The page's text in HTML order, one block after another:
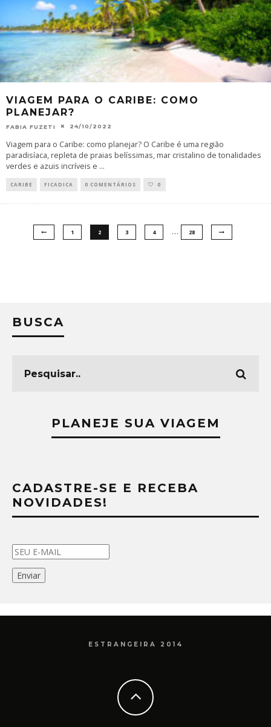
VIAGEM PARA O CARIBE: COMO
PLANEJAR?
FABIA FUZETI 24/10/2022
Viagem para o Caribe: como planejar? O Caribe é uma região
paradisíaca, repleta de praias belíssimas, mar cristalino de tonalidades
verdes e azuis incríveis e ...
CARIBE FICADICA 0 COMENTÁRIOS 0
1 2 3 4 … 28
BUSCA
PLANEJE SUA VIAGEM
CADASTRE-SE E RECEBA
NOVIDADES!
ESTRANGEIRA 2014